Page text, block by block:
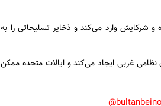
و شرکایش وارد می‌کند و ذخایر تسلیحاتی را به
نظامی غربی ایجاد می‌کند و ایالات متحده ممکن